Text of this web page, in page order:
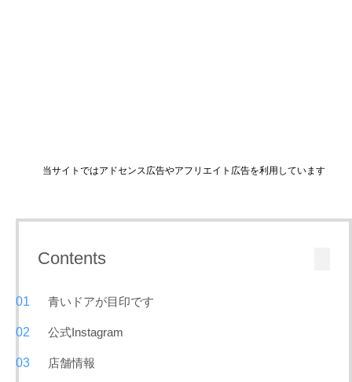
当サイトではアドセンス広告やアフリエイト広告を利用しています
Contents
青いドアが目印です
公式Instagram
店舗情報